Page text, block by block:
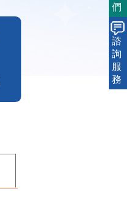
們
諮
詢
服
務